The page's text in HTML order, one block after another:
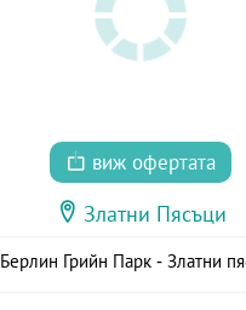
виж офертата
Златни Пясъци
Берлин Грийн Парк - Златни